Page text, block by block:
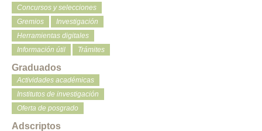
Concursos y selecciones
Gremios
Investigación
Herramientas digitales
Información útil
Trámites
Graduados
Actividades académicas
Institutos de investigación
Oferta de posgrado
Adscriptos